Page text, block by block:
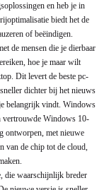
en heb je in
biedt het de
of beëindigen.
de mensen die je dierbaar
hoe je maar wilt
Dit levert de beste pc-
dichter bij het nieuws
belangrijk vindt. Windows
vertrouwde Windows 10-
ontworpen, met nieuwe
van de chip tot de cloud,
die waarschijnlijk breder